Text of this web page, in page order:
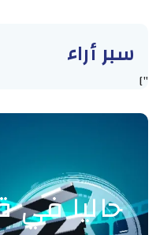
سبر أراء
"]
حاليا في